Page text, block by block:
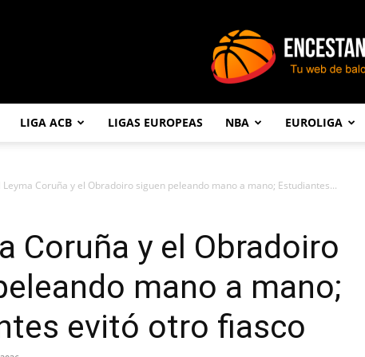
LIGA ACB LIGAS EUROPEAS NBA EUROLIGA
Leyma Coruña y el Obradoiro siguen peleando mano a mano; Estudiantes...
Coruña y el Obradoiro
mano a mano;
evitó otro fiasco